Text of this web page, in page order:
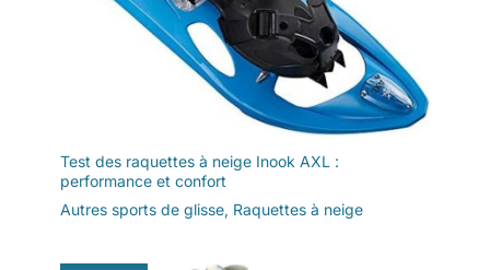
Test des raquettes à neige Inook AXL :
performance et confort
Autres sports de glisse, Raquettes à neige